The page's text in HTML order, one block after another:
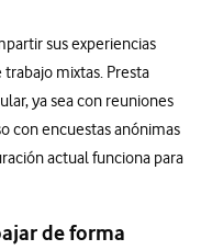
sus experiencias
mixtas. Presta
ya sea con reuniones
con encuestas anónimas
actual funciona para
de forma